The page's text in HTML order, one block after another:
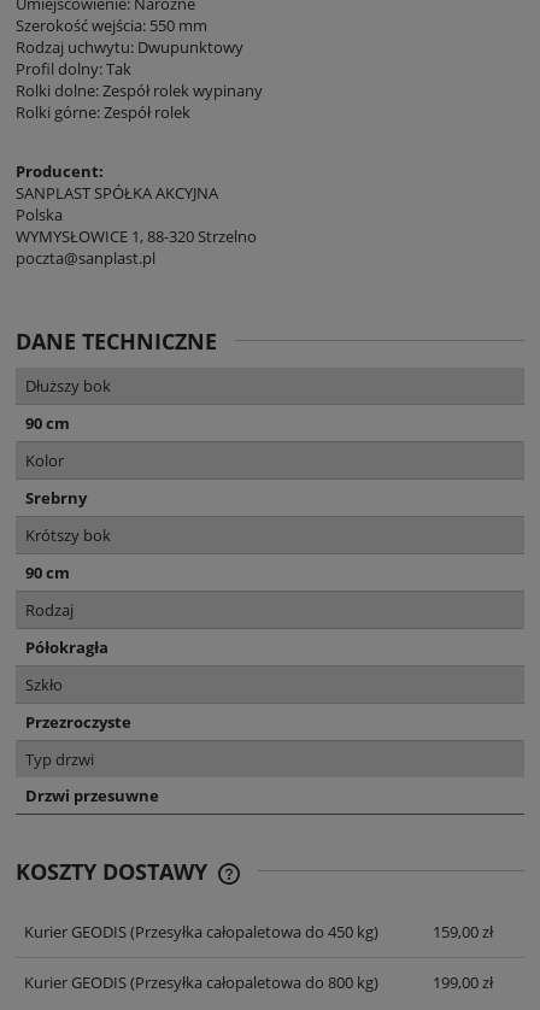
Szerokość wejścia: 550 mm
Rodzaj uchwytu: Dwupunktowy
Profil dolny: Tak
Rolki dolne: Zespół rolek wypinany
Rolki górne: Zespół rolek
Producent:
SANPLAST SPÓŁKA AKCYJNA
Polska
WYMYSŁOWICE 1, 88-320 Strzelno
poczta@sanplast.pl
DANE TECHNICZNE
Dłuższy bok
90 cm
Kolor
Srebrny
Krótszy bok
90 cm
Rodzaj
Półokragła
Szkło
Przezroczyste
Typ drzwi
Drzwi przesuwne
KOSZTY DOSTAWY
Kurier GEODIS(Przesyłka całopaletowa do 450 kg) 159,00 zł
Kurier GEODIS(Przesyłka całopaletowa do 800 kg) 199,00 zł